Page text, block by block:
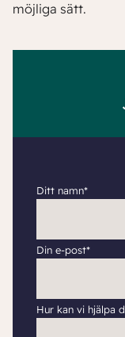
möjliga sätt.
Ditt namn*
Din e-post*
Hur kan vi hjälpa